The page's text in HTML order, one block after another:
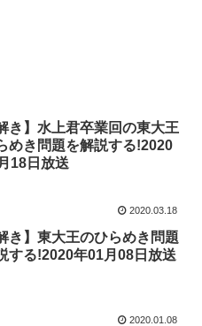
き】水上君卒業回の東大王
めき問題を解説する!2020
18日放送
2020.03.18
き】東大王のひらめき問題
する!2020年01月08日放送
2020.01.08